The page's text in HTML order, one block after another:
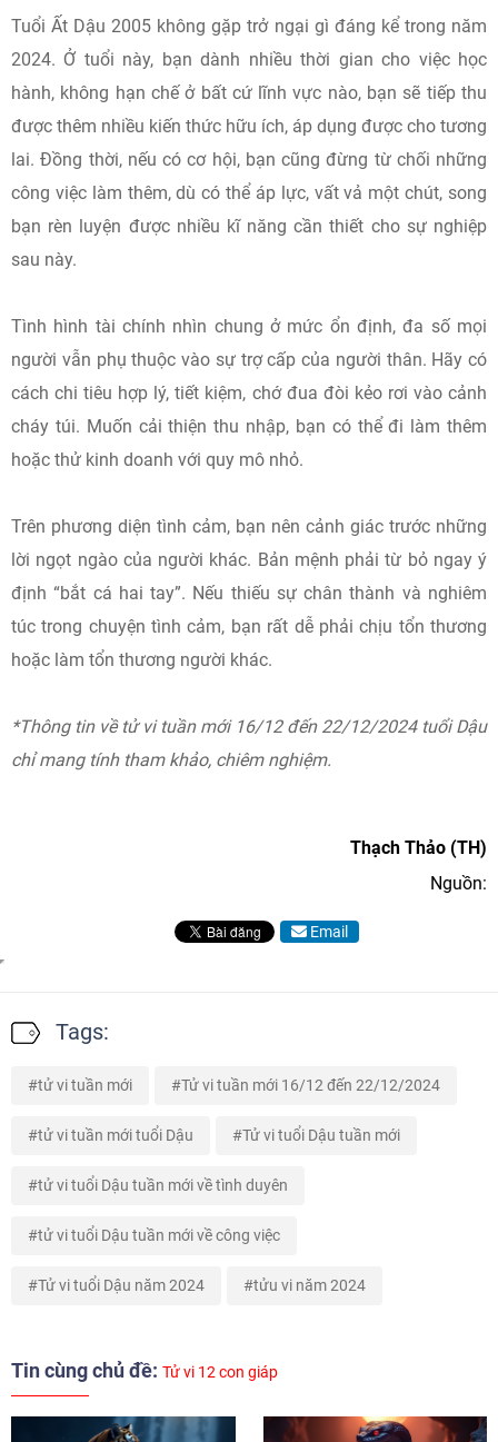
Tuổi Ất Dậu 2005 không gặp trở ngại gì đáng kể trong năm
2024. Ở tuổi này, bạn dành nhiều thời gian cho việc học
hành, không hạn chế ở bất cứ lĩnh vực nào, bạn sẽ tiếp thu
được thêm nhiều kiến thức hữu ích, áp dụng được cho tương
lai. Đồng thời, nếu có cơ hội, bạn cũng đừng từ chối những
công việc làm thêm, dù có thể áp lực, vất vả một chút, song
bạn rèn luyện được nhiều kĩ năng cần thiết cho sự nghiệp
sau này.
Tình hình tài chính nhìn chung ở mức ổn định, đa số mọi
người vẫn phụ thuộc vào sự trợ cấp của người thân. Hãy có
cách chi tiêu hợp lý, tiết kiệm, chớ đua đòi kẻo rơi vào cảnh
cháy túi. Muốn cải thiện thu nhập, bạn có thể đi làm thêm
hoặc thử kinh doanh với quy mô nhỏ.
Trên phương diện tình cảm, bạn nên cảnh giác trước những
lời ngọt ngào của người khác. Bản mệnh phải từ bỏ ngay ý
định “bắt cá hai tay”. Nếu thiếu sự chân thành và nghiêm
túc trong chuyện tình cảm, bạn rất dễ phải chịu tổn thương
hoặc làm tổn thương người khác.
*Thông tin về tử vi tuần mới 16/12 đến 22/12/2024 tuổi Dậu
chỉ mang tính tham khảo, chiêm nghiệm.
Thạch Thảo (TH)
Nguồn:
Email
Tags:
tử vi tuần mới Tử vi tuần mới 16/12 đến 22/12/2024
tử vi tuần mới tuổi Dậu Tử vi tuổi Dậu tuần mới
tử vi tuổi Dậu tuần mới về tình duyên
tử vi tuổi Dậu tuần mới về công việc
Tử vi tuổi Dậu năm 2024 tửu vi năm 2024
Tin cùng chủ đề: Tử vi 12 con giáp